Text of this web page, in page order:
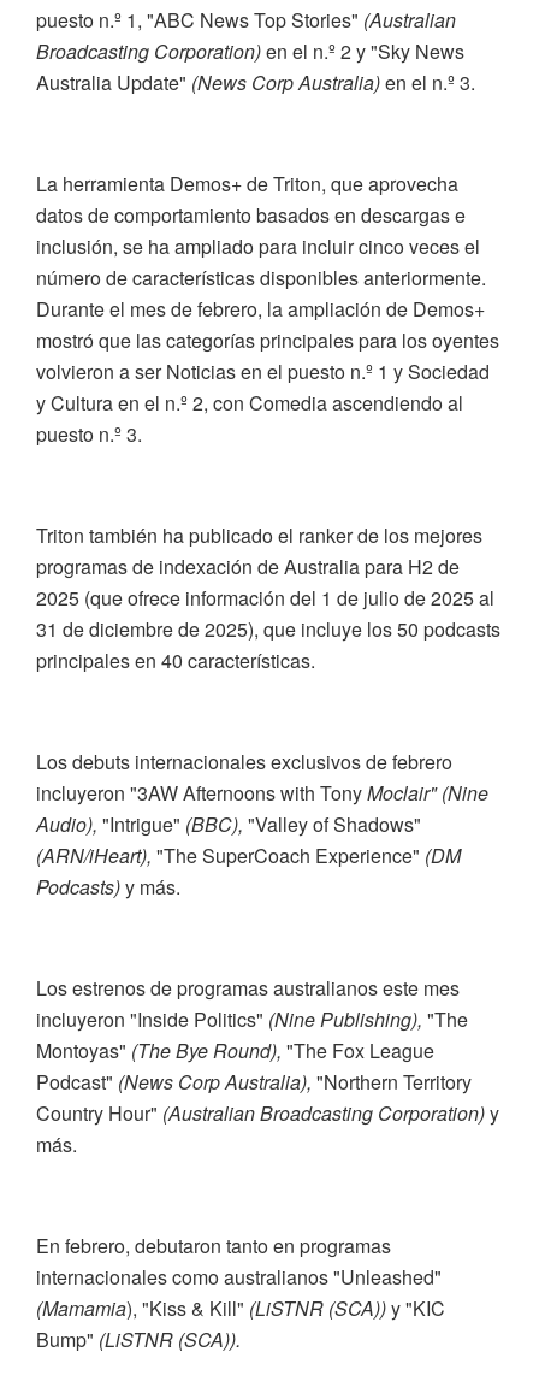
puesto n.º 1, "ABC News Top Stories" (Australian
Broadcasting Corporation)en el n.º 2 y "Sky News
Australia Update" (News Corp Australia)en el n.º 3.
La herramienta Demos+ de Triton, que aprovecha
datos de comportamiento basados en descargas e
inclusión, se ha ampliado para incluir cinco veces el
número de características disponibles anteriormente.
Durante el mes de febrero, la ampliación de Demos+
mostró que las categorías principales para los oyentes
volvieron a ser Noticias en el puesto n.º 1 y Sociedad
y Cultura en el n.º 2, con Comedia ascendiendo al
puesto n.º 3.
Triton también ha publicado el ranker de los mejores
programas de indexación de Australia para H2 de
2025 (que ofrece información del 1 de julio de 2025 al
31 de diciembre de 2025), que incluye los 50 podcasts
principales en 40 características.
Los debuts internacionales exclusivos de febrero
incluyeron "3AW Afternoons with TonyMoclair" (Nine
Audio), "Intrigue" (BBC), "Valley of Shadows"
(ARN/iHeart), "The SuperCoach Experience" (DM
Podcasts)y más.
Los estrenos de programas australianos este mes
incluyeron "Inside Politics" (Nine Publishing), "The
Montoyas" (The Bye Round), "The Fox League
Podcast" (News Corp Australia), "Northern Territory
Country Hour" (Australian Broadcasting Corporation)y
más.
En febrero, debutaron tanto en programas
internacionales como australianos "Unleashed"
(Mamamia), "Kiss & Kill" (LiSTNR (SCA))y "KIC
Bump" (LiSTNR (SCA)).